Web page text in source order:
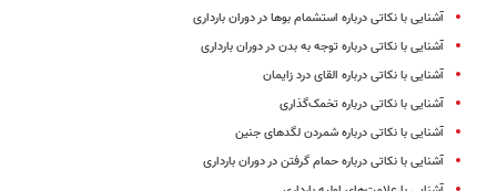
آشنایی با نکاتی درباره استشمام بوها در دوران بارداری
آشنایی با نکاتی درباره توجه به بدن در دوران بارداری
آشنایی با نکاتی درباره القای درد زایمان
آشنایی با نکاتی درباره تخمک‌گذاری
آشنایی با نکاتی درباره شمردن لگدهای جنین
آشنایی با نکاتی درباره حمام گرفتن در دوران بارداری